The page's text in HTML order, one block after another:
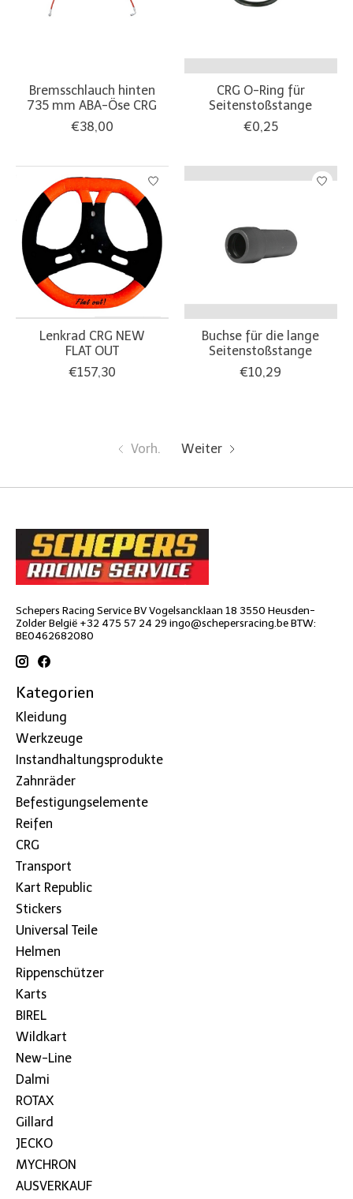
Bremsschlauch hinten
735 mm ABA-Öse CRG
€38,00
CRG O-Ring für
Seitenstoßstange
€0,25
Lenkrad CRG NEW
FLAT OUT
€157,30
Buchse für die lange
Seitenstoßstange
€10,29
Vorh. Weiter
Schepers Racing Service BV Vogelsancklaan 18 3550 Heusden-
Zolder België +32 475 57 24 29 ingo@schepersracing.beBTW:
BE0462682080
Kategorien
Kleidung
Werkzeuge
Instandhaltungsprodukte
Zahnräder
Befestigungselemente
Reifen
CRG
Transport
Kart Republic
Stickers
Universal Teile
Helmen
Rippenschützer
Karts
BIREL
Wildkart
New-Line
Dalmi
ROTAX
Gillard
JECKO
MYCHRON
AUSVERKAUF